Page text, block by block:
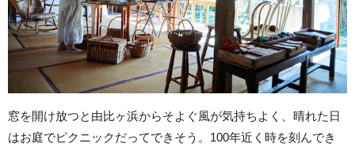
窓を開け放つと由比ヶ浜からそよぐ風が気持ちよく、晴れた日
はお庭でピクニックだってできそう。100年近く時を刻んでき